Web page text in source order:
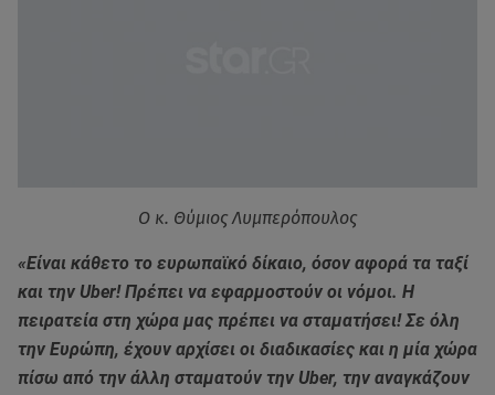
O κ. Θύμιος Λυμπερόπουλος
«Είναι κάθετο το ευρωπαϊκό δίκαιο, όσον αφορά τα ταξί
και την Uber! Πρέπει να εφαρμοστούν οι νόμοι. Η
πειρατεία στη χώρα μας πρέπει να σταματήσει! Σε όλη
την Ευρώπη, έχουν αρχίσει οι διαδικασίες και η μία χώρα
πίσω από την άλλη σταματούν την Uber, την αναγκάζουν